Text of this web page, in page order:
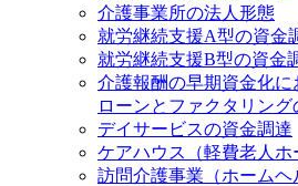
介護事業所の法人形態
就労継続支援A型の資金
就労継続支援B型の資金
介護報酬の早期資金化に
ローンとファクタリング
デイサービスの資金調達
ケアハウス（軽費老人
訪問介護事業（ホーム